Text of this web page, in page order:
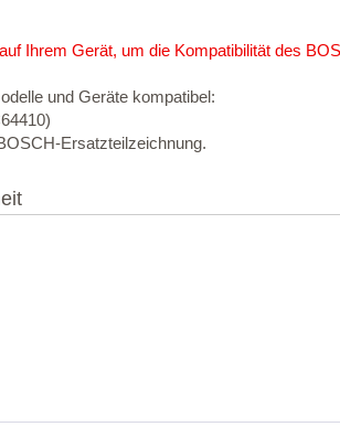
Ihrem Gerät, um die Kompatibilität des
und Geräte kompatibel:
Ersatzteilzeichnung.